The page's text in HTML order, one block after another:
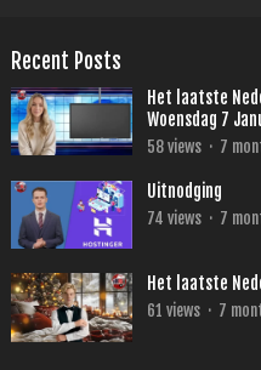
Recent Posts
Het laatste
Woensdag 7
58views · 7
Uitnodging
74 views · 7
Het laatste
61 views · 7